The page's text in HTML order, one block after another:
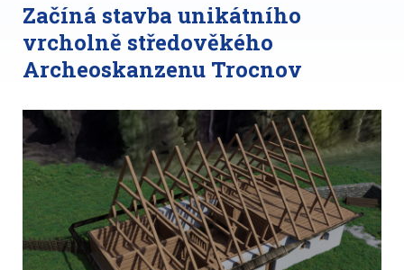
Začíná stavba unikátního
vrcholně středověkého
Archeoskanzenu Trocnov